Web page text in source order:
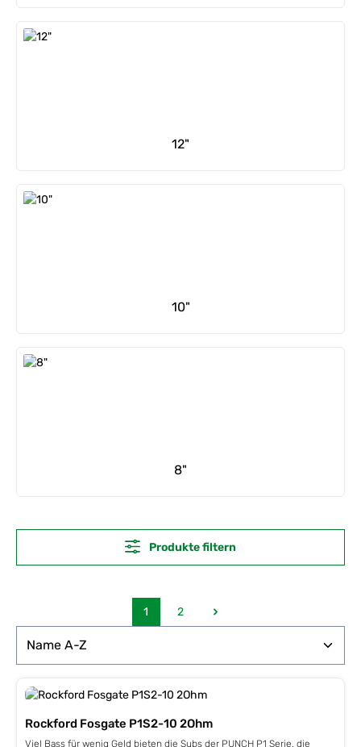
12"
10"
8"
Produkte filtern
Seite
1
Seite
2
Rockford Fosgate P1S2-10 2Ohm
Viel Bass für wenig Geld bieten die Subs der PUNCH P1 Serie, die